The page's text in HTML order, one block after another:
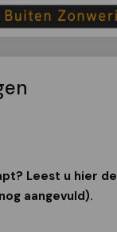
Leest u hier de
aangevuld).